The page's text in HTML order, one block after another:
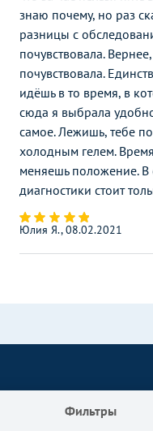
Фильтры
знаю почему, но раз
разницы с
почувствовала.
почувствовала.
идёшь в то время, в
сюда я выбрала
самое. Лежишь, тебе
холодным гелем.
меняешь положение.
диагностики стоит
Юлия Я., 08.02.2021